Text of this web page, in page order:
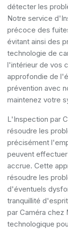
détecter les
Notre service
précoce des
évitant ainsi des
technologie de
l'intérieur de vos
approfondie de
prévention avec
maintenez votre
L'Inspection par
résoudre les
précisément
peuvent
accrue. Cette
résoudre les
d'éventuels
tranquillité
par Caméra chez
technologique